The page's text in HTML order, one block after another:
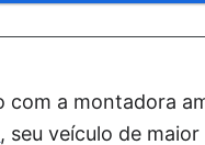
com a montadora
, seu veículo de